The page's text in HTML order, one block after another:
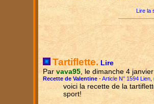
Lire la
Tartiflette. Lire
Par vava95, le dimanche 4
Recette de Valentine -Article N° 1594 Lien,
voici la recette de la
sport!